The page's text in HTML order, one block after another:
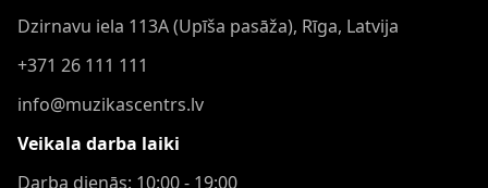
Dzirnavu iela 113A (Upīša pasāža), Rīga, Latvija
+371 26 111 111
info@muzikascentrs.lv
Veikala darba laiki
Darba dienās: 10:00 - 19:00